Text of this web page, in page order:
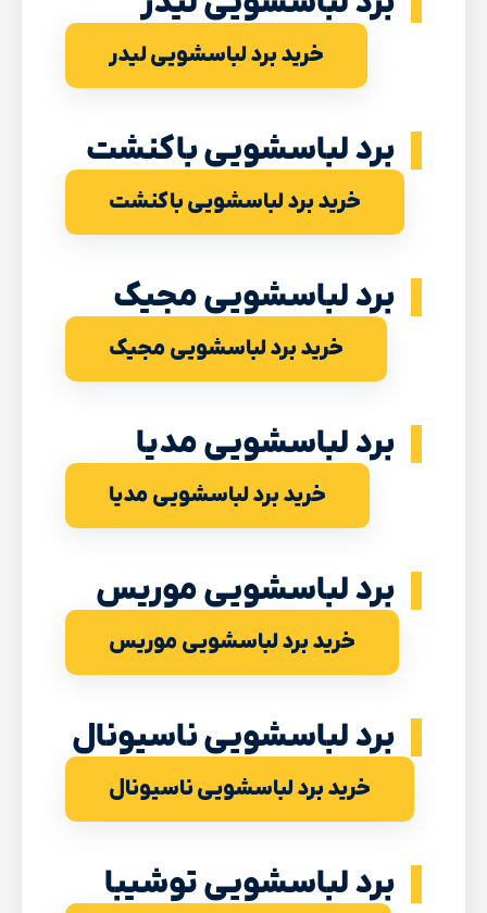
خرید برد لباسشویی لیدر
برد لباسشویی باکنشت
خرید برد لباسشویی باکنشت
برد لباسشویی مجیک
خرید برد لباسشویی مجیک
برد لباسشویی مدیا
خرید برد لباسشویی مدیا
برد لباسشویی موریس
خرید برد لباسشویی موریس
برد لباسشویی ناسیونال
خرید برد لباسشویی ناسیونال
برد لباسشویی توشیبا